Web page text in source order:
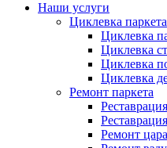
Наши услуги
Циклевка паркета
Циклевка
Циклевка
Циклевка
Циклевка
Ремонт паркета
Ремонт